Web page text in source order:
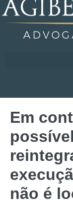
Em
não é